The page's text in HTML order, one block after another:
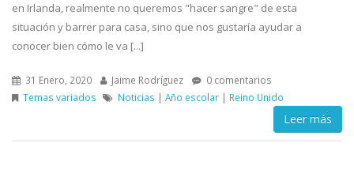
en Irlanda, realmente no queremos "hacer sangre" de esta
situación y barrer para casa, sino que nos gustaría ayudar a
conocer bien cómo le va [...]
31 Enero, 2020 Jaime Rodríguez
0 comentarios
Temas variados
Noticias | Año escolar | Reino Unido
Leer más